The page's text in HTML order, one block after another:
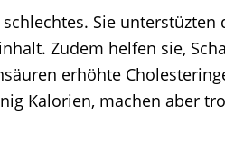
Sie unterstüzten
Zudem helfen sie,
erhöhte
Kalorien, machen aber